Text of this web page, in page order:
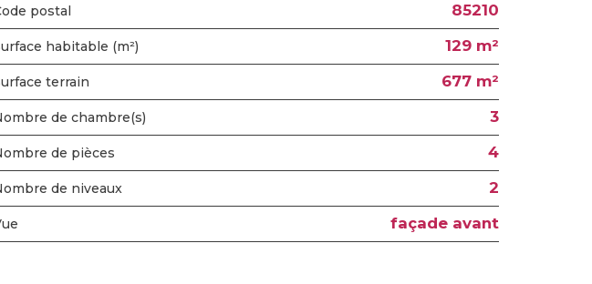
Code postal 85210
Surface habitable (m²) 129 m²
surface terrain 677 m²
Nombre de chambre(s) 3
Nombre de pièces 4
Nombre de niveaux 2
Vue façade avant